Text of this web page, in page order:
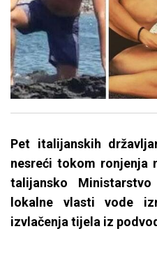
Pet italijanskih
nesreći tokom ronjenja
talijansko
lokalne vlasti vode
izvlačenja tijela iz